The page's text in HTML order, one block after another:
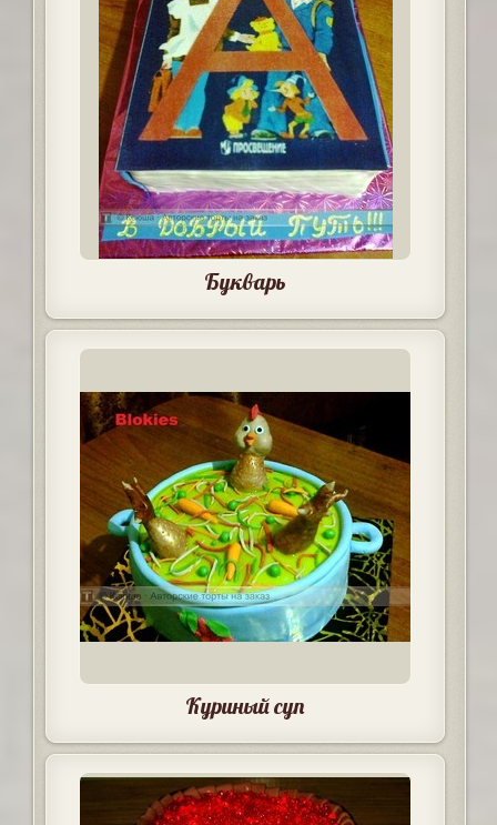
Букварь
Куриный суп